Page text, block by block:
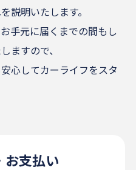
説明いたします。
手元に届くまでの間もし
ますので、
心してカーライフをスタ
お支払い